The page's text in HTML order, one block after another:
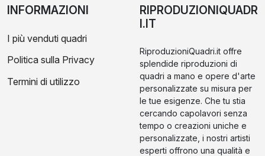
INFORMAZIONI
I più venduti quadri
Politica sulla Privacy
Termini di utilizzo
RIPRODUZIONIQUADR
I.IT
RiproduzioniQuadri.it offre
splendide riproduzioni di
quadri a mano e opere d'arte
personalizzate su misura per
le tue esigenze. Che tu stia
cercando capolavori senza
tempo o creazioni uniche e
personalizzate, i nostri artisti
esperti offrono una qualità e